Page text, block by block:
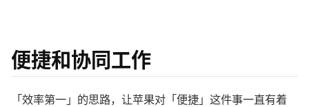
便捷和协同工作
「效率第一」的思路，让苹果对「便捷」这件事一直有着